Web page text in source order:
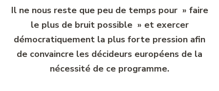
Il ne nous reste que peu de temps pour » faire
le plus de bruit possible » et exercer
démocratiquement la plus forte pression afin
de convaincre les décideurs européens de la
nécessité de ce programme.